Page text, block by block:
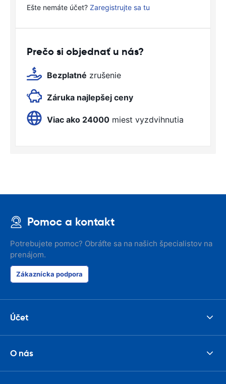
Ešte nemáte účet? Zaregistrujte sa tu
Prečo si objednať u nás?
Bezplatné zrušenie
Záruka najlepšej ceny
Viac ako 24000 miest vyzdvihnutia
Pomoc a kontakt
Potrebujete pomoc? Obráťte sa na našich špecialistov na
prenájom.
Zákaznícka podpora
Účet
O nás